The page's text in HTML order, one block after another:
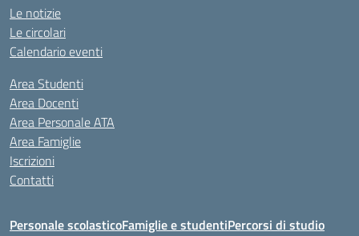
Le notizie
Le circolari
Calendario eventi
Area Studenti
Area Docenti
Area Personale ATA
Area Famiglie
Iscrizioni
Contatti
Personale scolasticoFamiglie e studentiPercorsi di studio